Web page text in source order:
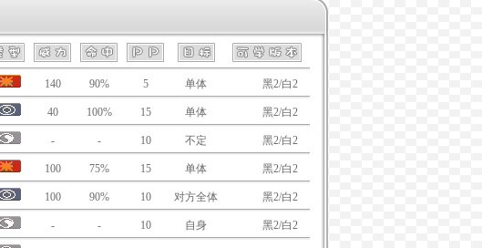
140 90% 5 单体 黑2/白2
40 100% 15 单体 黑2/白2
- - 10 不定 黑2/白2
100 75% 15 单体 黑2/白2
100 90% 10 对方全体 黑2/白2
- - 10 自身 黑2/白2